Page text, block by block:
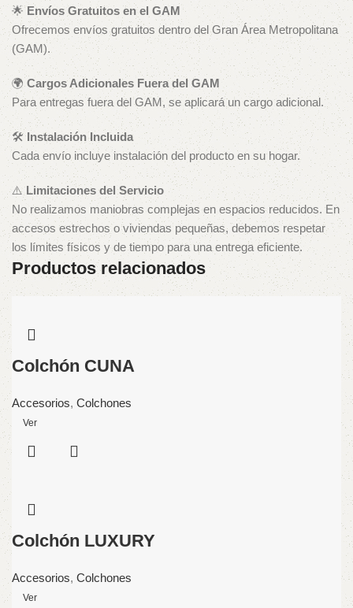
🌟Envíos Gratuitos en el GAM
Ofrecemos envíos gratuitos dentro del Gran Área Metropolitana
(GAM).
🌍Cargos Adicionales Fuera del GAM
Para entregas fuera del GAM, se aplicará un cargo adicional.
🛠️Instalación Incluida
Cada envío incluye instalación del producto en su hogar.
⚠️Limitaciones del Servicio
No realizamos maniobras complejas en espacios reducidos. En
accesos estrechos o viviendas pequeñas, debemos respetar
los límites físicos y de tiempo para una entrega eficiente.
Productos relacionados
Colchón CUNA
Accesorios, Colchones
Ver
Colchón LUXURY
Accesorios, Colchones
Ver